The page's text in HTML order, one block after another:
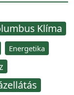
Klíma
Energetika